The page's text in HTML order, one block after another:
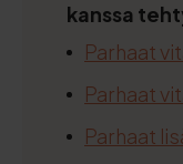
kanssa
Parhaat
Parhaat
Parhaat